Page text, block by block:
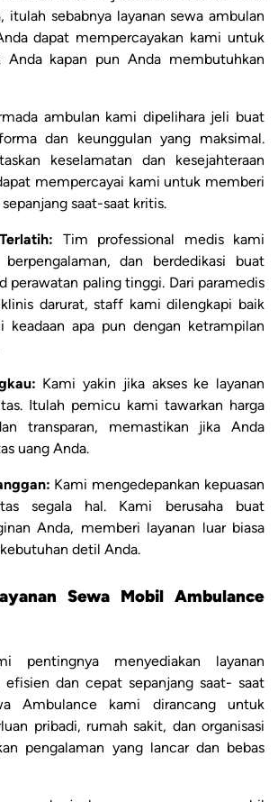
itulah sebabnya layanan sewa ambulan
dapat mempercayakan kami untuk
Anda kapan pun Anda membutuhkan
ambulan kami dipelihara jeli buat
dan keunggulan yang maksimal.
keselamatan dan kesejahteraan
mempercayai kami untuk memberi
saat-saat kritis.
Tim professional medis kami
dan berdedikasi buat
perawatan paling tinggi. Dari paramedis
darurat, staff kami dilengkapi baik
keadaan apa pun dengan ketrampilan
Kami yakin jika akses ke layanan
Itulah pemicu kami tawarkan harga
transparan, memastikan jika Anda
uang Anda.
Kami mengedepankan kepuasan
segala hal. Kami berusaha buat
Anda, memberi layanan luar biasa
detil Anda.
Sewa Mobil Ambulance
pentingnya menyediakan layanan
efisien dan cepat sepanjang saat- saat
Ambulance kami dirancang untuk
pribadi, rumah sakit, dan organisasi
pengalaman yang lancar dan bebas